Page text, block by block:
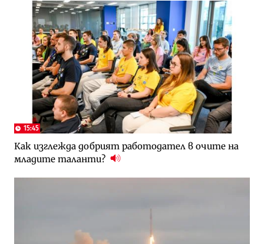
15:45
Как изглежда добрият работодател в очите на
младите таланти?